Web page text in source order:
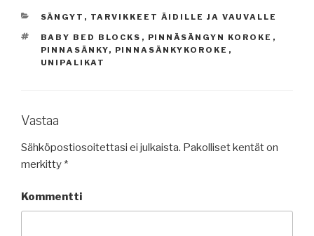
KATEGORIAT
SÄNGYT , TARVIKKEET ÄIDILLE JA VAUVALLE
AVAINSANAT
BABY BED BLOCKS , PINNÄSÄNGYN KOROKE ,
PINNASÄNKY, PINNASÄNKYKOROKE ,
UNIPALIKAT
Vastaa
Sähköpostiosoitettasi ei julkaista. Pakolliset kentät on
merkitty *
Kommentti